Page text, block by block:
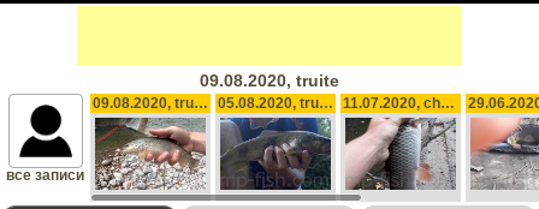
09.08.2020, truite
все записи
09.08.2020, truite 05.08.2020, truite , 500 g 11.07.2020, chevesne